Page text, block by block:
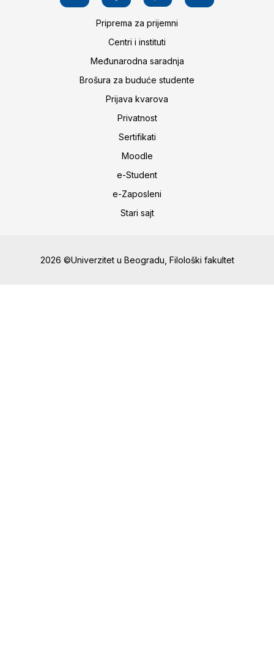
Priprema za prijemni
Centri i instituti
Međunarodna saradnja
Brošura za buduće studente
Prijava kvarova
Privatnost
Sertifikati
Moodle
e-Student
e-Zaposleni
Stari sajt
2026 ©Univerzitet u Beogradu, Filološki fakultet